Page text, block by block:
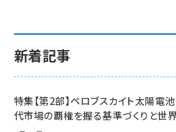
新着記事
特集【第2部】ペロブスカイト太陽
代市場の覇権を握る基準づくりと世